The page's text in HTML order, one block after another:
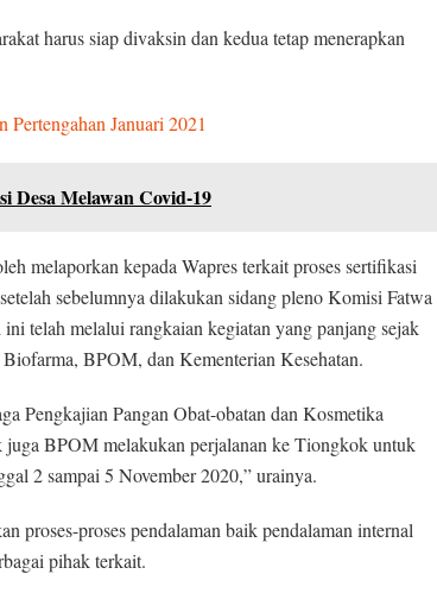
harus siap divaksin dan kedua tetap menerapkan
Januari 2021
Desa Melawan Covid-19
melaporkan kepada Wapres terkait proses sertifikasi
sebelumnya dilakukan sidang pleno Komisi Fatwa
telah melalui rangkaian kegiatan yang panjang sejak
BPOM, dan Kementerian Kesehatan.
Pengkajian Pangan Obat-obatan dan Kosmetika
BPOM melakukan perjalanan ke Tiongkok untuk
2 sampai 5 November 2020,” urainya.
proses-proses pendalaman baik pendalaman internal
pihak terkait.